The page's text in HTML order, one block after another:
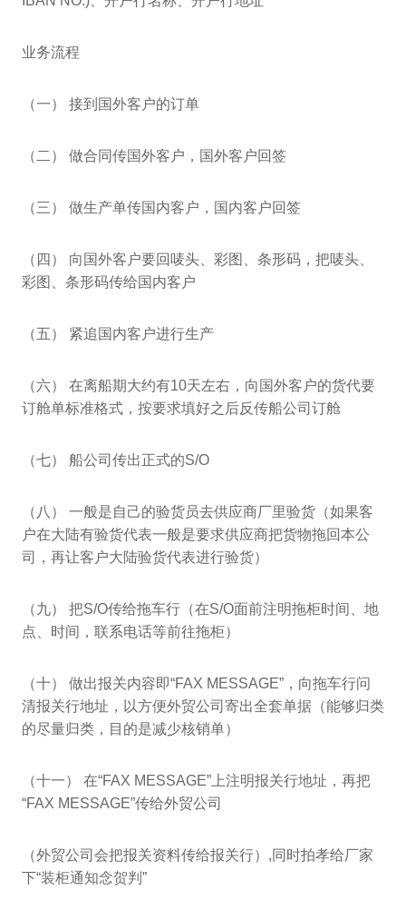
业务流程
（一） 接到国外客户的订单
（二） 做合同传国外客户，国外客户回签
（三） 做生产单传国内客户，国内客户回签
（四） 向国外客户要回唛头、彩图、条形码，把唛头、
彩图、条形码传给国内客户
（五） 紧追国内客户进行生产
（六） 在离船期大约有10天左右，向国外客户的货代要
订舱单标准格式，按要求填好之后反传船公司订舱
（七） 船公司传出正式的S/O
（八） 一般是自己的验货员去供应商厂里验货（如果客
户在大陆有验货代表一般是要求供应商把货物拖回本公
司，再让客户大陆验货代表进行验货）
（九） 把S/O传给拖车行（在S/O面前注明拖柜时间、地
点、时间，联系电话等前往拖柜）
（十） 做出报关内容即“FAX MESSAGE”，向拖车行问
清报关行地址，以方便外贸公司寄出全套单据（能够归类
的尽量归类，目的是减少核销单）
（十一） 在“FAX MESSAGE”上注明报关行地址，再把
“FAX MESSAGE”传给外贸公司
（外贸公司会把报关资料传给报关行）,同时拍孝给厂家
下“装柜通知念贺判”